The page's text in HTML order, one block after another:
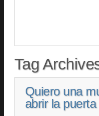
Tag
Quiero una
abrir la